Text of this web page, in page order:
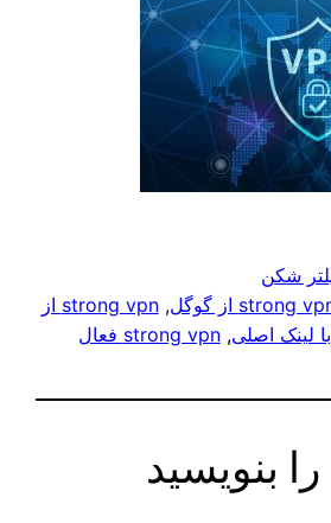
شکن
strong
,
strong vpn از
, strong vpn فعال
بنویسید